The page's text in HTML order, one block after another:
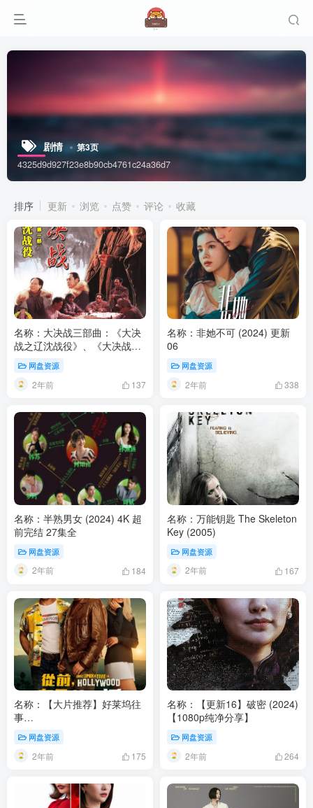
剧情 第3页
4325d9d927f23e8b90cb4761c24a36d7
排序 更新 浏览 点赞 评论 收藏
名称：大决战三部曲：《大决
战之辽沈战役》、《大决战之
平津战役》、《大决战之淮海
战役》 1080P [国语中字
49.7G]
网盘资源
2年前 137
名称：非她不可 (2024) 更新
06
网盘资源
2年前 338
名称：半熟男女 (2024) 4K 超
前完结 27集全
网盘资源
2年前 184
名称：万能钥匙 The Skeleton
Key (2005)
网盘资源
2年前 167
名称：【大片推荐】好莱坞往
事
Once.Upon.a.Time.in.Hollywood.2019.UHD.BluRay.2160p.DTS-
网盘资源
2年前 175
名称：【更新16】破密 (2024)
【1080p纯净分享】
网盘资源
2年前 264